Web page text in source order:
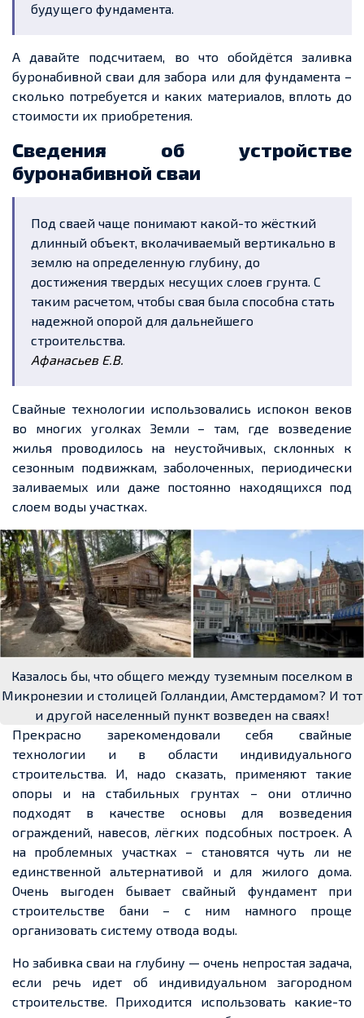
будущего фундамента.
А давайте подсчитаем, во что обойдётся заливка
буронабивной сваи для забора или для фундамента –
сколько потребуется и каких материалов, вплоть до
стоимости их приобретения.
Сведения об устройстве
буронабивной сваи
Под сваей чаще понимают какой-то жёсткий
длинный объект, вколачиваемый вертикально в
землю на определенную глубину, до
достижения твердых несущих слоев грунта. С
таким расчетом, чтобы свая была способна стать
надежной опорой для дальнейшего
строительства.
Афанасьев Е.В.
Свайные технологии использовались испокон веков
во многих уголках Земли – там, где возведение
жилья проводилось на неустойчивых, склонных к
сезонным подвижкам, заболоченных, периодически
заливаемых или даже постоянно находящихся под
слоем воды участках.
Казалось бы, что общего между туземным поселком в
Микронезии и столицей Голландии, Амстердамом? И тот
и другой населенный пункт возведен на сваях!
Прекрасно зарекомендовали себя свайные
технологии и в области индивидуального
строительства. И, надо сказать, применяют такие
опоры и на стабильных грунтах – они отлично
подходят в качестве основы для возведения
ограждений, навесов, лёгких подсобных построек. А
на проблемных участках – становятся чуть ли не
единственной альтернативой и для жилого дома.
Очень выгоден бывает свайный фундамент при
строительстве бани – с ним намного проще
организовать систему отвода воды.
Но забивка сваи на глубину — очень непростая задача,
если речь идет об индивидуальном загородном
строительстве. Приходится использовать какие-то